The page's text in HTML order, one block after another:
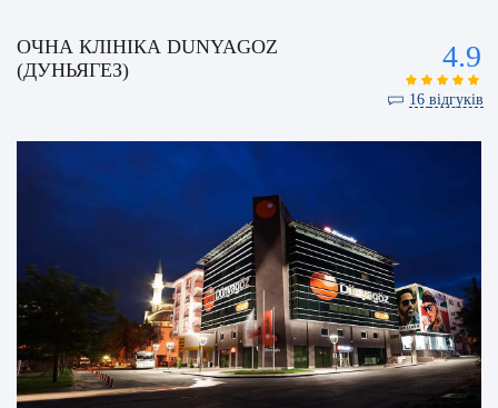
ОЧНА КЛІНІКА DUNYAGOZ
(ДУНЬЯГЕЗ)
4.9
16 відгуків